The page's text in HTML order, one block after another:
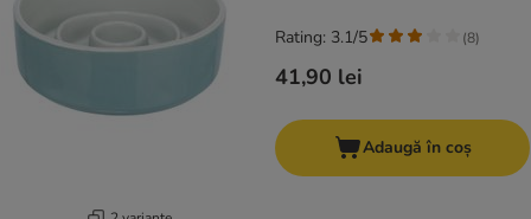
41,90 lei
Rating: 3.1/5 (8)
Adaugă în coș